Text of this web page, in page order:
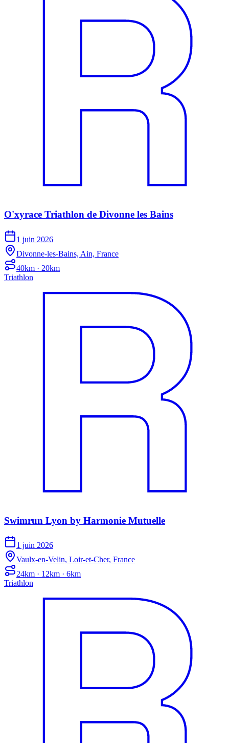
O'xyrace Triathlon de Divonne les Bains
1 juin 2026
Divonne-les-Bains, Ain, France
40km · 20km
Triathlon
Swimrun Lyon by Harmonie Mutuelle
1 juin 2026
Vaulx-en-Velin, Loir-et-Cher, France
24km · 12km · 6km
Triathlon